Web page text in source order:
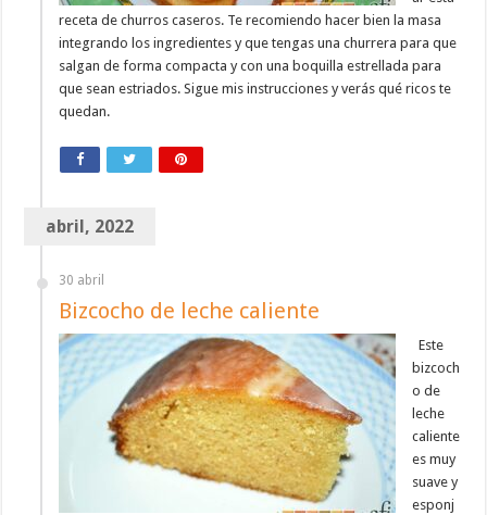
receta de churros caseros. Te recomiendo hacer bien la masa
integrando los ingredientes y que tengas una churrera para que
salgan de forma compacta y con una boquilla estrellada para
que sean estriados. Sigue mis instrucciones y verás qué ricos te
quedan.
abril, 2022
30 abril
Bizcocho de leche caliente
Este
bizcoch
o de
leche
caliente
es muy
suave y
esponj